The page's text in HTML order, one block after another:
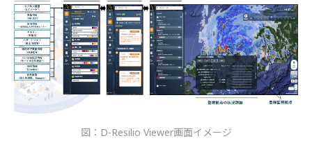
図：D-Resilio Viewer画面イメージ